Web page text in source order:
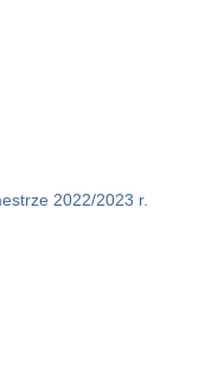
2022/2023 r.